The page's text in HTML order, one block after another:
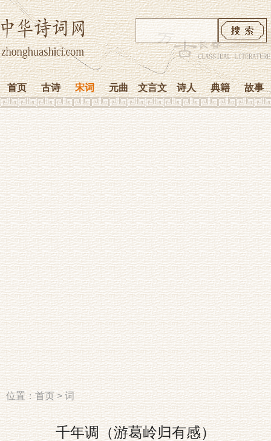
首页 古诗 宋词 元曲 文言文 诗人 典籍 故事
位置：首页>词
千年调（游葛岭归有感）